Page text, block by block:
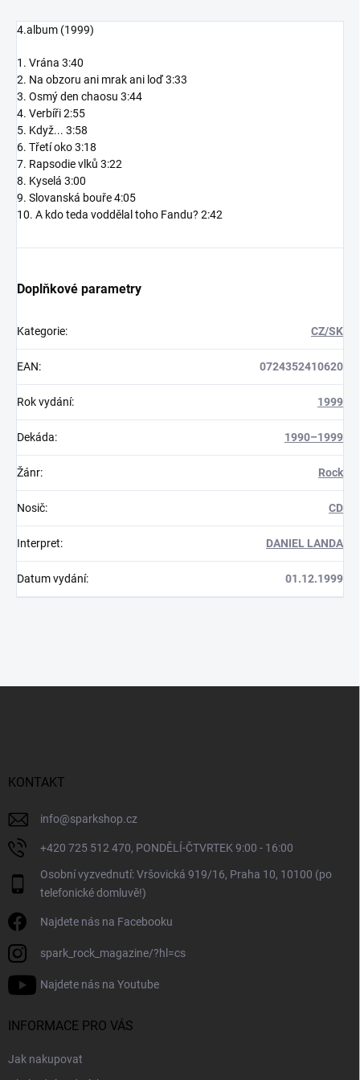
4.album (1999)
1. Vrána 3:40
2. Na obzoru ani mrak ani loď 3:33
3. Osmý den chaosu 3:44
4. Verbíři 2:55
5. Když... 3:58
6. Třetí oko 3:18
7. Rapsodie vlků 3:22
8. Kyselá 3:00
9. Slovanská bouře 4:05
10. A kdo teda voddělal toho Fandu? 2:42
Doplňkové parametry
Kategorie: CZ/SK
EAN: 0724352410620
Rok vydání: 1999
Dekáda: 1990–1999
Žánr: Rock
Nosič: CD
Interpret: DANIEL LANDA
Datum vydání: 01.12.1999
KONTAKT
info@sparkshop.cz
+420 725 512 470, PONDĚLÍ-ČTVRTEK 9:00 - 16:00
Osobní vyzvednutí: Vršovická 919/16, Praha 10, 10100 (po
telefonické domluvě!)
Najdete nás na Facebooku
spark_rock_magazine/?hl=cs
Najdete nás na Youtube
INFORMACE PRO VÁS
Jak nakupovat